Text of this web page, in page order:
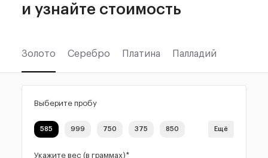
и узнайте стоимость
Золото Серебро Платина Палладий
Выберите пробу
585 999 750 375 850 Ещё
Укажите вес (в граммах)*